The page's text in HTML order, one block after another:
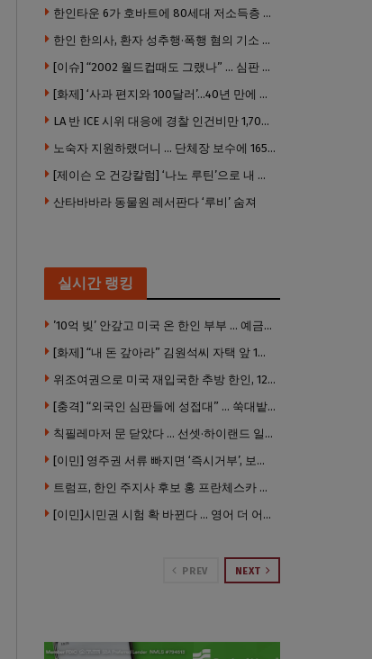
한인타운 6가 호바트에 80세대 저소득층 아파트 준공
한인 한의사, 환자 성추행·폭행 혐의 기소 … 면허 긴급정지
[이슈] “2002 월드컵때도 그랬나” … 심판 성접대 의혹 해외로 일파만파, 4강 신화까지 불똥
[화제] ‘사과 편지와 100달러’…40년 만에 훔친 책 돌려준 절도범
LA 반 ICE 시위 대응에 경찰 인건비만 1,700만 달러 썼다.
노숙자 지원하랬더니 … 단체장 보수에 165만 달러 ‘펑펑’
[제이슨 오 건강칼럼] ‘나노 루틴’으로 내 몸 기적 만들기
산타바바라 동물원 레서판다 ‘루비’ 숨져
실시간 랭킹
’10억 빚’ 안갚고 미국 온 한인 부부 … 예금보험공사, 미국서 소송
[화제] “내 돈 갚아라” 김원석씨 자택 앞 1인 광대 시위 … 한인 투자사, “108만 달러 못받아”
위조여권으로 미국 재입국한 추방 한인, 120만 달러 은행 사기 행각
[충격] “외국인 심판들에 성접대” … 쑥대밭된 축협 어디까지 추락하나
칙필레마저 문 닫았다 … 선셋·하이랜드 일대 ‘황량한 거리’로
[이민] 영주권 서류 빠지면 ‘즉시거부’, 보완기회 없다 … 이민심사 8월부터 확 바뀐다
트럼프, 한인 주지사 후보 홍 프란체스카 정조준 … “미치광이다”
[이민]시민권 시험 확 바뀐다 … 영어 더 어렵게, 민간시험 도입 추진
PREV NEXT